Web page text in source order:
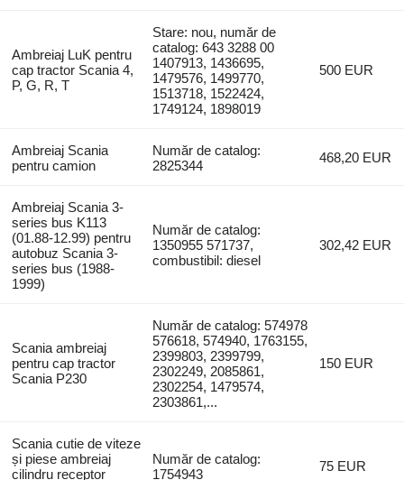
Ambreiaj LuK pentru
cap tractor Scania 4,
P, G, R, T
Stare: nou, număr de
catalog: 643 3288 00
1407913, 1436695,
1479576, 1499770,
1513718, 1522424,
1749124, 1898019
500 EUR
Ambreiaj Scania
pentru camion
Număr de catalog:
2825344
468,20 EUR
Ambreiaj Scania 3-
series bus K113
(01.88-12.99) pentru
autobuz Scania 3-
series bus (1988-
1999)
Număr de catalog:
1350955 571737,
combustibil: diesel
302,42 EUR
Scania ambreiaj
pentru cap tractor
Scania P230
Număr de catalog: 574978
576618, 574940, 1763155,
2399803, 2399799,
2302249, 2085861,
2302254, 1479574,
2303861,...
150 EUR
Scania cutie de viteze
și piese ambreiaj
cilindru receptor
Număr de catalog:
1754943
75 EUR